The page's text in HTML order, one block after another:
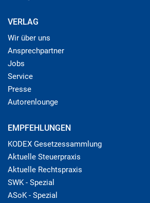
VERLAG
Wir über uns
Ansprechpartner
Jobs
Service
Presse
Autorenlounge
EMPFEHLUNGEN
KODEX Gesetzessammlung
Aktuelle Steuerpraxis
Aktuelle Rechtspraxis
SWK - Spezial
ASoK - Spezial